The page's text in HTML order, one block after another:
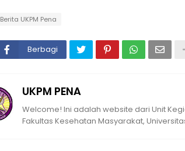
Berita UKPM Pena
Berbagi
UKPM PENA
Welcome! Ini adalah website dari Unit
Fakultas Kesehatan Masyarakat,